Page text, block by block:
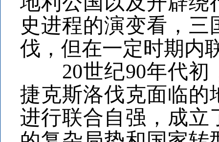
史进程的演变看，
伐，但在一定时期内
20世纪90年代初
捷克斯洛伐克面临的
进行联合自强，成立